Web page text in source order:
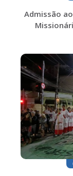
Admissão